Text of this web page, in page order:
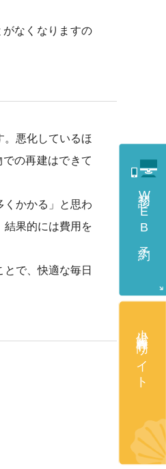
初診WEB予約
小児歯科専門サイト
なくなりますの
。悪化しているほ
の再建はできて
くかかる」と思わ
結果的には費用を
で、快適な毎日